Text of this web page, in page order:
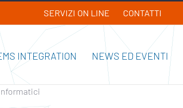
SERVIZI ON LINE CONTATTI
INTEGRATION NEWS ED EVENTI